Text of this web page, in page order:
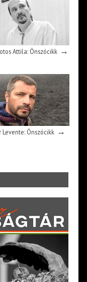
Attila: Önszócikk→
Levente: Önszócikk→